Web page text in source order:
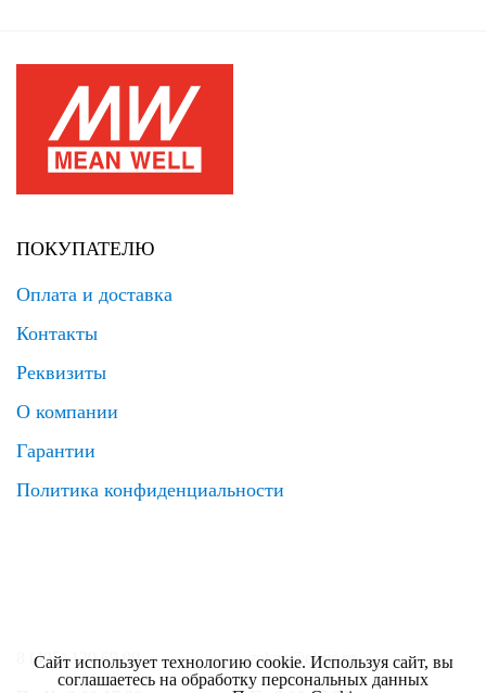
ПОКУПАТЕЛЮ
Оплата и доставка
Контакты
Реквизиты
О компании
Гарантии
Политика конфиденциальности
8 (495) 120 69 99 zakaz@elrus.ru
Сайт использует технологию cookie. Используя сайт, вы
соглашаетесь на обработку персональных данных